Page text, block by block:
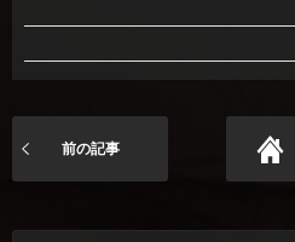
前の記事